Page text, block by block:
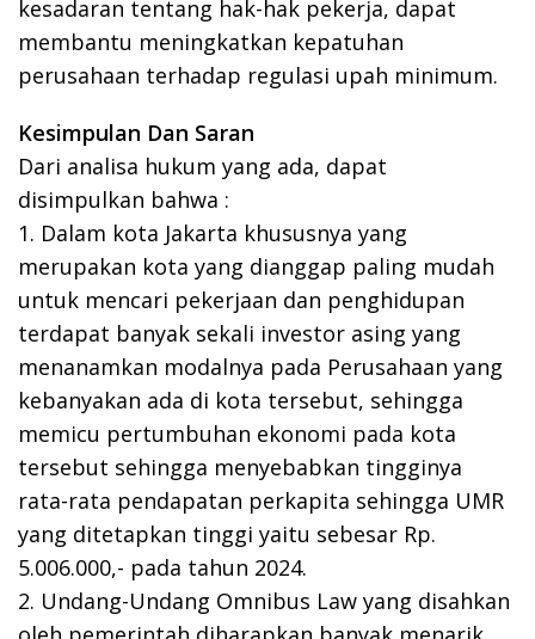
kesadaran tentang hak-hak pekerja, dapat
membantu meningkatkan kepatuhan
perusahaan terhadap regulasi upah minimum.
Kesimpulan Dan Saran
Dari analisa hukum yang ada, dapat
disimpulkan bahwa :
1. Dalam kota Jakarta khususnya yang
merupakan kota yang dianggap paling mudah
untuk mencari pekerjaan dan penghidupan
terdapat banyak sekali investor asing yang
menanamkan modalnya pada Perusahaan yang
kebanyakan ada di kota tersebut, sehingga
memicu pertumbuhan ekonomi pada kota
tersebut sehingga menyebabkan tingginya
rata-rata pendapatan perkapita sehingga UMR
yang ditetapkan tinggi yaitu sebesar Rp.
5.006.000,- pada tahun 2024.
2. Undang-Undang Omnibus Law yang disahkan